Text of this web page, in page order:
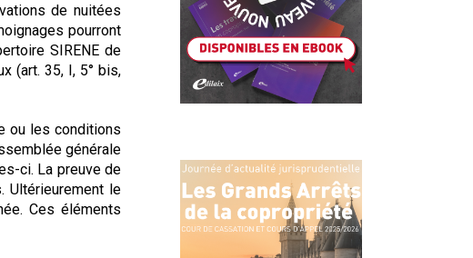
de nuitées
pourront
SIRENE de
(art. 35, I, 5° bis,
ou les conditions
générale
ci. La preuve de
Ultérieurement le
Ces éléments